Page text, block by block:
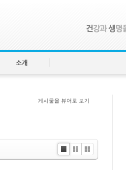
소개
게시물을 뷰어로 보기
Li
Zi
G